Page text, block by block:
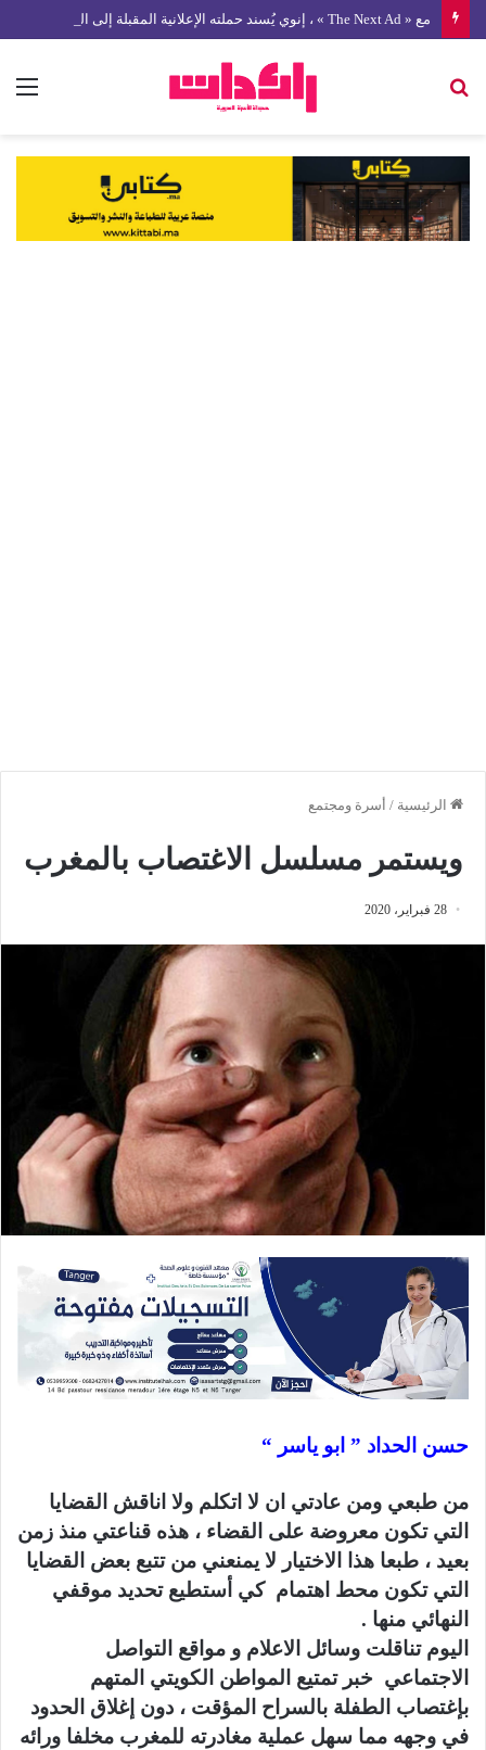
الرئيسية / أسرة ومجتمع
ويستمر مسلسل الاغتصاب بالمغرب
28 فبراير، 2020
حسن الحداد ” ابو ياسر “
من طبعي ومن عادتي ان لا اتكلم ولا اناقش القضايا
التي تكون معروضة على القضاء ، هذه قناعتي منذ زمن
بعيد ، طبعا هذا الاختيار لا يمنعني من تتبع بعض القضايا
التي تكون محط اهتمام كي أستطيع تحديد موقفي
النهائي منها .
اليوم تناقلت وسائل الاعلام و مواقع التواصل
الاجتماعي خبر تمتيع المواطن الكويتي المتهم
بإغتصاب الطفلة بالسراح المؤقت ، دون إغلاق الحدود
في وجهه مما سهل عملية مغادرته للمغرب مخلفا ورائه